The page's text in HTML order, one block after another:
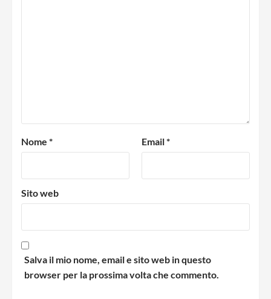
Nome * Email*
Sito web
Salva il mio nome, email e sito web in questo
browser per la prossima volta che commento.